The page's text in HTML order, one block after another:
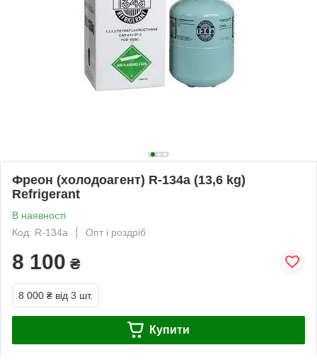
Фреон (холодоагент) R-134a (13,6 kg)
Refrigerant
В наявності
Код: R-134a
Опт і роздріб
8 100 ₴
8 000 ₴ від 3 шт.
Купити